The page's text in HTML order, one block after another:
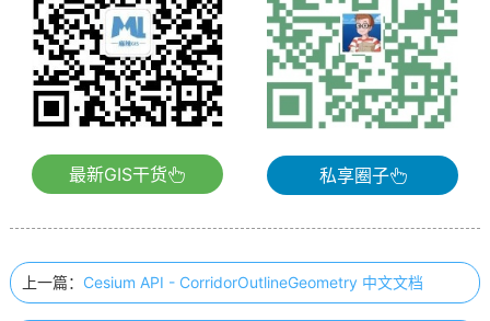
最新GIS干货 私享圈子
上一篇： Cesium API - CorridorOutlineGeometry 中文文档